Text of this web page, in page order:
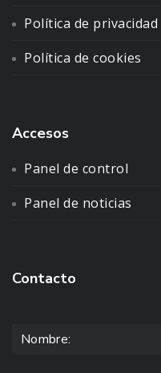
Política de privacidad
Política de cookies
Accesos
Panel de control
Panel de noticias
Contacto